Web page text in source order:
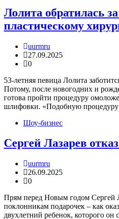
Лолита обратилась
пластическому
uurmru
27.09.2025
0
53-летняя певица Лолита
Потому, после новогодних и
готова пройти процедуру
шлифовки. «Подобную
Шоу-бизнес
Сергей Лазарев
uurmru
26.09.2025
0
Прям перед Новым годом Сергей
поклонникам подарочек – как
двухлетний ребенок, которого он